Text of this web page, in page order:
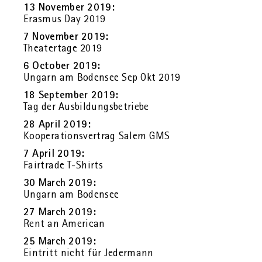
13 No­vem­ber 2019:
Eras­mus Day 2019
7 No­vem­ber 2019:
Thea­ter­ta­ge 2019
6 Oc­to­ber 2019:
Un­garn am Bo­den­see Sep Okt 2019
18 Sep­tem­ber 2019:
Tag der Aus­bil­dungs­be­trie­be
28 April 2019:
Ko­ope­ra­ti­ons­ver­trag Salem GMS
7 April 2019:
Fair­tra­de T-Shirts
30 March 2019:
Un­garn am Bo­den­see
27 March 2019:
Rent an Ame­ri­can
25 March 2019:
Ein­tritt nicht für Je­der­mann